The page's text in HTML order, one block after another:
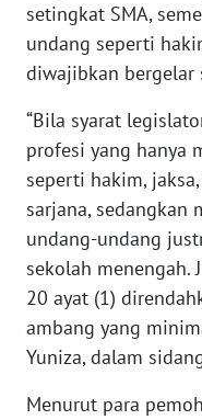
setingkat SMA,
undang seperti
diwajibkan bergelar
“Bila syarat
profesi yang hanya
seperti hakim,
sarjana, sedangkan
undang-undang
sekolah menengah.
20 ayat (1)
ambang yang
Yuniza, dalam
Menurut para
KARIR
DISCLAIMER
News
Regional
WN
SUMUT
WN
JAKARTA